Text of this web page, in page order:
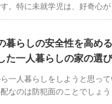
。特に未就学児は、好奇心
暮らしの安全性を高め
た一人暮らしの家の選
ら一人暮らしをしようと思っ
なのは防犯面のことでしょ